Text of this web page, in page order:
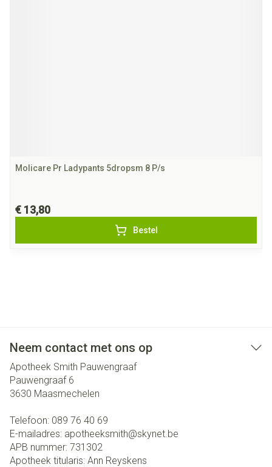
Molicare Pr Ladypants 5dropsm 8 P/s
€ 13,80
Bestel
Neem contact met ons op
Apotheek Smith Pauwengraaf
Pauwengraaf 6
3630 Maasmechelen
Telefoon: 089 76 40 69
E-mailadres: apotheeksmith@skynet.be
APB nummer: 731302
Apotheek titularis: Ann Reyskens